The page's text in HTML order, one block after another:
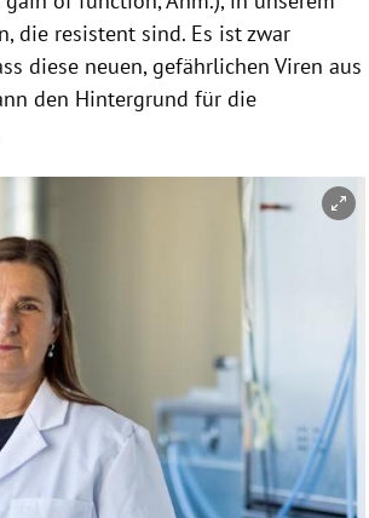
die resistent sind. Es ist zwar
diese neuen, gefährlichen Viren aus
den Hintergrund für die